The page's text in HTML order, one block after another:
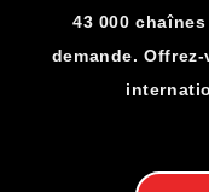
43 000
demande.